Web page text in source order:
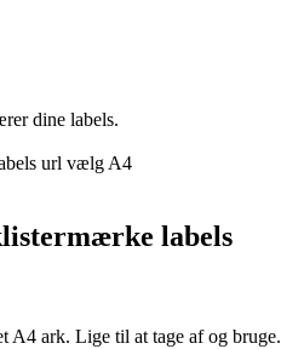
dine labels.
url vælg A4
labels
A4 ark. Lige til at tage af og bruge.